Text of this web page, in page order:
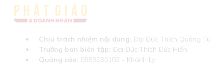
Chịu trách nhiệm nội dung: Đại Đức Thích Quảng Tú
Trưởng ban biên tập: Đại Đức Thích Đức Hiển
Quảng cáo: 0989030102 - Khánh Ly